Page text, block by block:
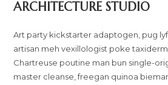
ARCHITECTURE STUDIO
Art party kickstarter adaptogen, pug
artisan meh vexillologist poke
Chartreuse poutine man bun single-
master cleanse, freegan quinoa